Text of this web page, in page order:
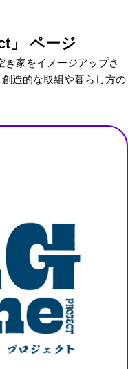
」 ページ
家をイメージアップさ
造的な取組や暮らし方の